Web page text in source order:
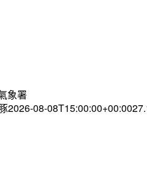
象署
2026-08-